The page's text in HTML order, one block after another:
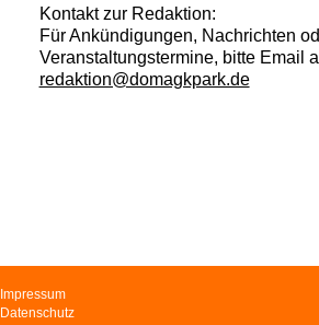
Kontakt zur Redaktion:
Für Ankündigungen, Nachrichten
Veranstaltungstermine, bitte Email
redaktion@domagkpark.de
Navigation
überspringen
Impressum
Datenschutz